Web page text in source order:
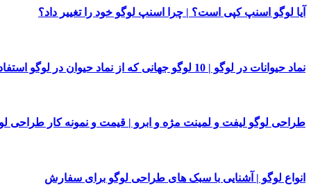
آیا لوگو اسنپ کپی است؟ | چرا اسنپ لوگو خود را تغییر داد؟
نماد حیوانات در لوگو | 10 لوگو جهانی که از نماد حیوان در لوگو استفاده کرده اند
طراحی لوگو لیفت و لمینت مژه و ابرو | قیمت و نمونه کار طراحی
انواع لوگو | آشنایی با سبک های طراحی لوگو برای سفارش